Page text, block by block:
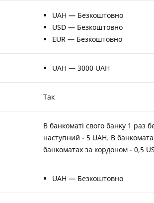
UAH — Безкоштовно
USD — Безкоштовно
EUR — Безкоштовно
UAH — 3000 UAH
Так
В банкоматі свого банку 1 раз
наступний - 5 UAH. В
банкоматах за кордоном - 0,5
UAH — Безкоштовно